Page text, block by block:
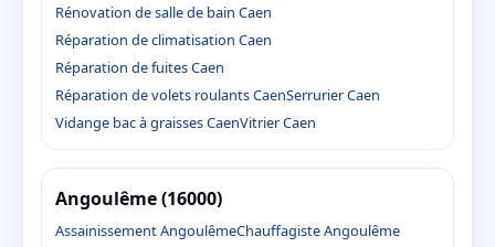
Rénovation de salle de bain Caen
Réparation de climatisation Caen
Réparation de fuites Caen
Réparation de volets roulants CaenSerrurier Caen
Vidange bac à graisses CaenVitrier Caen
Angoulême (16000)
Assainissement AngoulêmeChauffagiste Angoulême